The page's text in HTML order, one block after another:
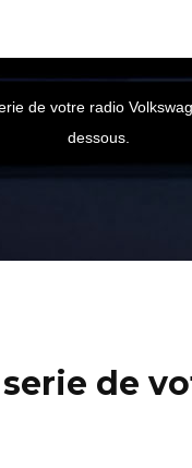
de votre radio
dessous.
de